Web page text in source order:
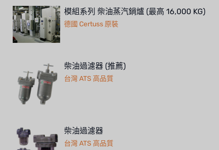
模組系列 柴油蒸汽鍋爐 (最高 16,000 KG)
德國 Certuss 原裝
柴油過濾器 (推薦)
台灣 ATS 高品質
柴油過濾器
台灣 ATS 高品質